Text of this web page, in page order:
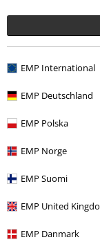
EMP International
EMP Deutschland
EMP Polska
EMP Norge
EMP Suomi
EMP United
EMP Danmark
Prijsvragen
Over Large